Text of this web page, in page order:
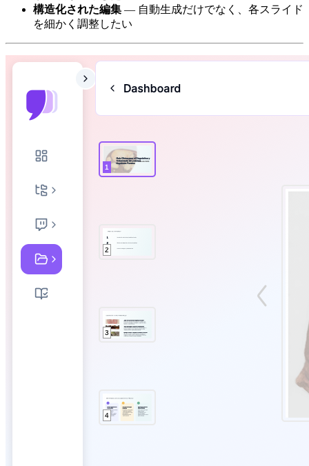
構造化された編集 — 自動生成だけでなく、各スライド
を細かく調整したい